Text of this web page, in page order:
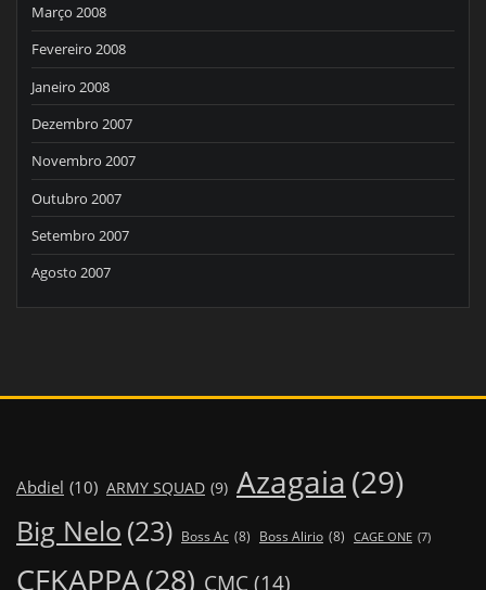
Março 2008
Fevereiro 2008
Janeiro 2008
Dezembro 2007
Novembro 2007
Outubro 2007
Setembro 2007
Agosto 2007
Abdiel (10) ARMY SQUAD (9) Azagaia (29)
Big Nelo (23) Boss Ac (8) Boss Alirio (8) CAGE ONE (7)
CFKAPPA(28) CMC (14)